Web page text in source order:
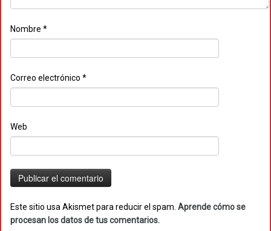
Nombre *
Correo electrónico *
Web
Este sitio usa Akismet para reducir el spam. Aprende cómo se
procesan los datos de tus comentarios.